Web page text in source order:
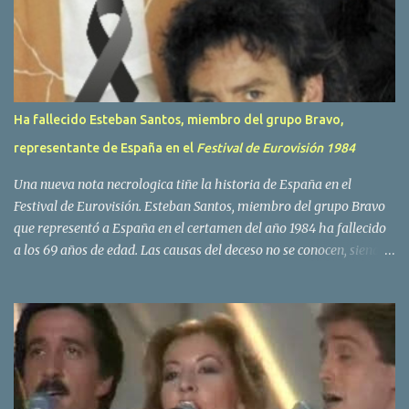
s
Ha fallecido Esteban Santos, miembro del grupo Bravo,
representante de España en el Festival de Eurovisión 1984
Una nueva nota necrologica tiñe la historia de España en el
Festival de Eurovisión. Esteban Santos, miembro del grupo Bravo
que representó a España en el certamen del año 1984 ha fallecido
a los 69 años de edad. Las causas del deceso no se conocen, siendo
traves de las redes sociales. Nacido en Tolosa en 1951, durante su
epoca universitaria en la carrera de empresariales conoció al
estudiante de medicina Luis Villar, comenzando a actuar
juntos,Santos a la guitarra y Villar al piano, sin atreverse a dar el
salto al mercado profesional. Sin embargo esto cambió gracias a la